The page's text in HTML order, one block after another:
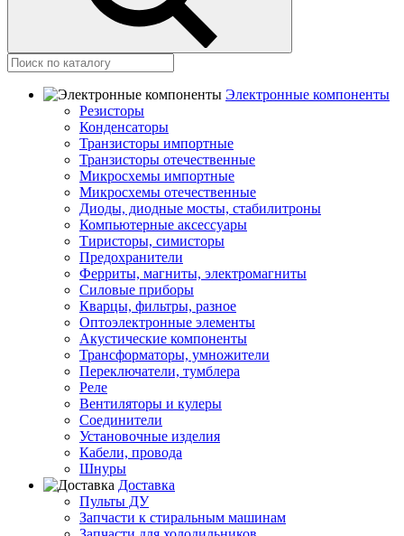
Электронные компоненты
Резисторы
Конденсаторы
Транзисторы импортные
Транзисторы отечественные
Микросхемы импортные
Микросхемы отечественные
Диоды, диодные мосты, стабилитроны
Компьютерные аксессуары
Тиристоры, симисторы
Предохранители
Ферриты, магниты, электромагниты
Силовые приборы
Кварцы, фильтры, разное
Оптоэлектронные элементы
Акустические компоненты
Трансформаторы, умножители
Переключатели, тумблера
Реле
Вентиляторы и кулеры
Соединители
Установочные изделия
Кабели, провода
Шнуры
Доставка
Пульты ДУ
Запчасти к стиральным машинам